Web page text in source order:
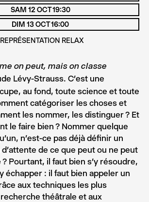
on peut, mais on classe
Lévy-Strauss. C’est une
au fond, toute science et toute
catégoriser les choses et
les nommer, les distinguer ? Et
le faire bien ? Nommer quelque
n’est-ce pas déjà définir un
de ce que peut ou ne peut
Pourtant, il faut bien s’y résoudre,
échapper : il faut bien appeler un
aux techniques les plus
théâtrale et aux
SAM 12 OCT 19:30
DIM 13 OCT 16:00
RELAX